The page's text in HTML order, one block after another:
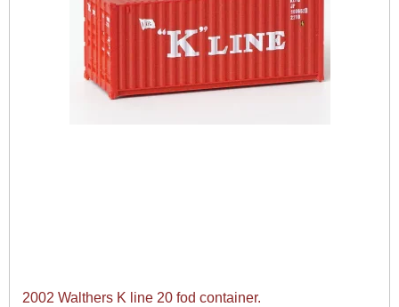
2002 Walthers K line 20 fod container.